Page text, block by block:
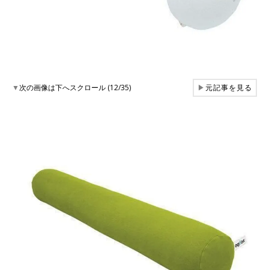
▼次の画像は下へスクロール (12/35) ▶元記事を見る